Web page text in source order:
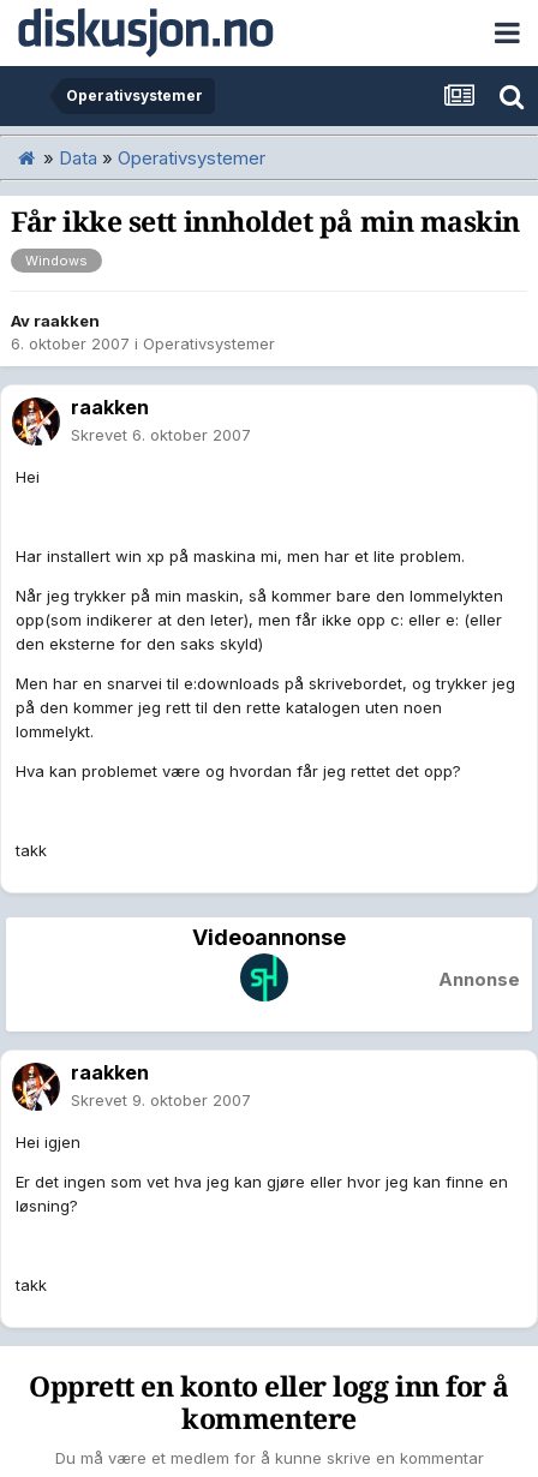
Operativsystemer
» Data » Operativsystemer
Får ikke sett innholdet på min maskin
Windows
Av raakken
6. oktober 2007 i Operativsystemer
raakken
Skrevet 6. oktober 2007
Hei
Har installert win xp på maskina mi, men har et lite problem.
Når jeg trykker på min maskin, så kommer bare den lommelykten
opp(som indikerer at den leter), men får ikke opp c: eller e: (eller
den eksterne for den saks skyld)
Men har en snarvei til e:downloads på skrivebordet, og trykker jeg
på den kommer jeg rett til den rette katalogen uten noen
lommelykt.
Hva kan problemet være og hvordan får jeg rettet det opp?
takk
Videoannonse
Annonse
raakken
Skrevet 9. oktober 2007
Hei igjen
Er det ingen som vet hva jeg kan gjøre eller hvor jeg kan finne en
løsning?
takk
Opprett en konto eller logg inn for å
kommentere
Du må være et medlem for å kunne skrive en kommentar